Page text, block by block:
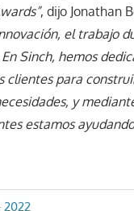
, dijo Jonathan
el trabajo
Sinch, hemos
clientes para
y
estamos
2022